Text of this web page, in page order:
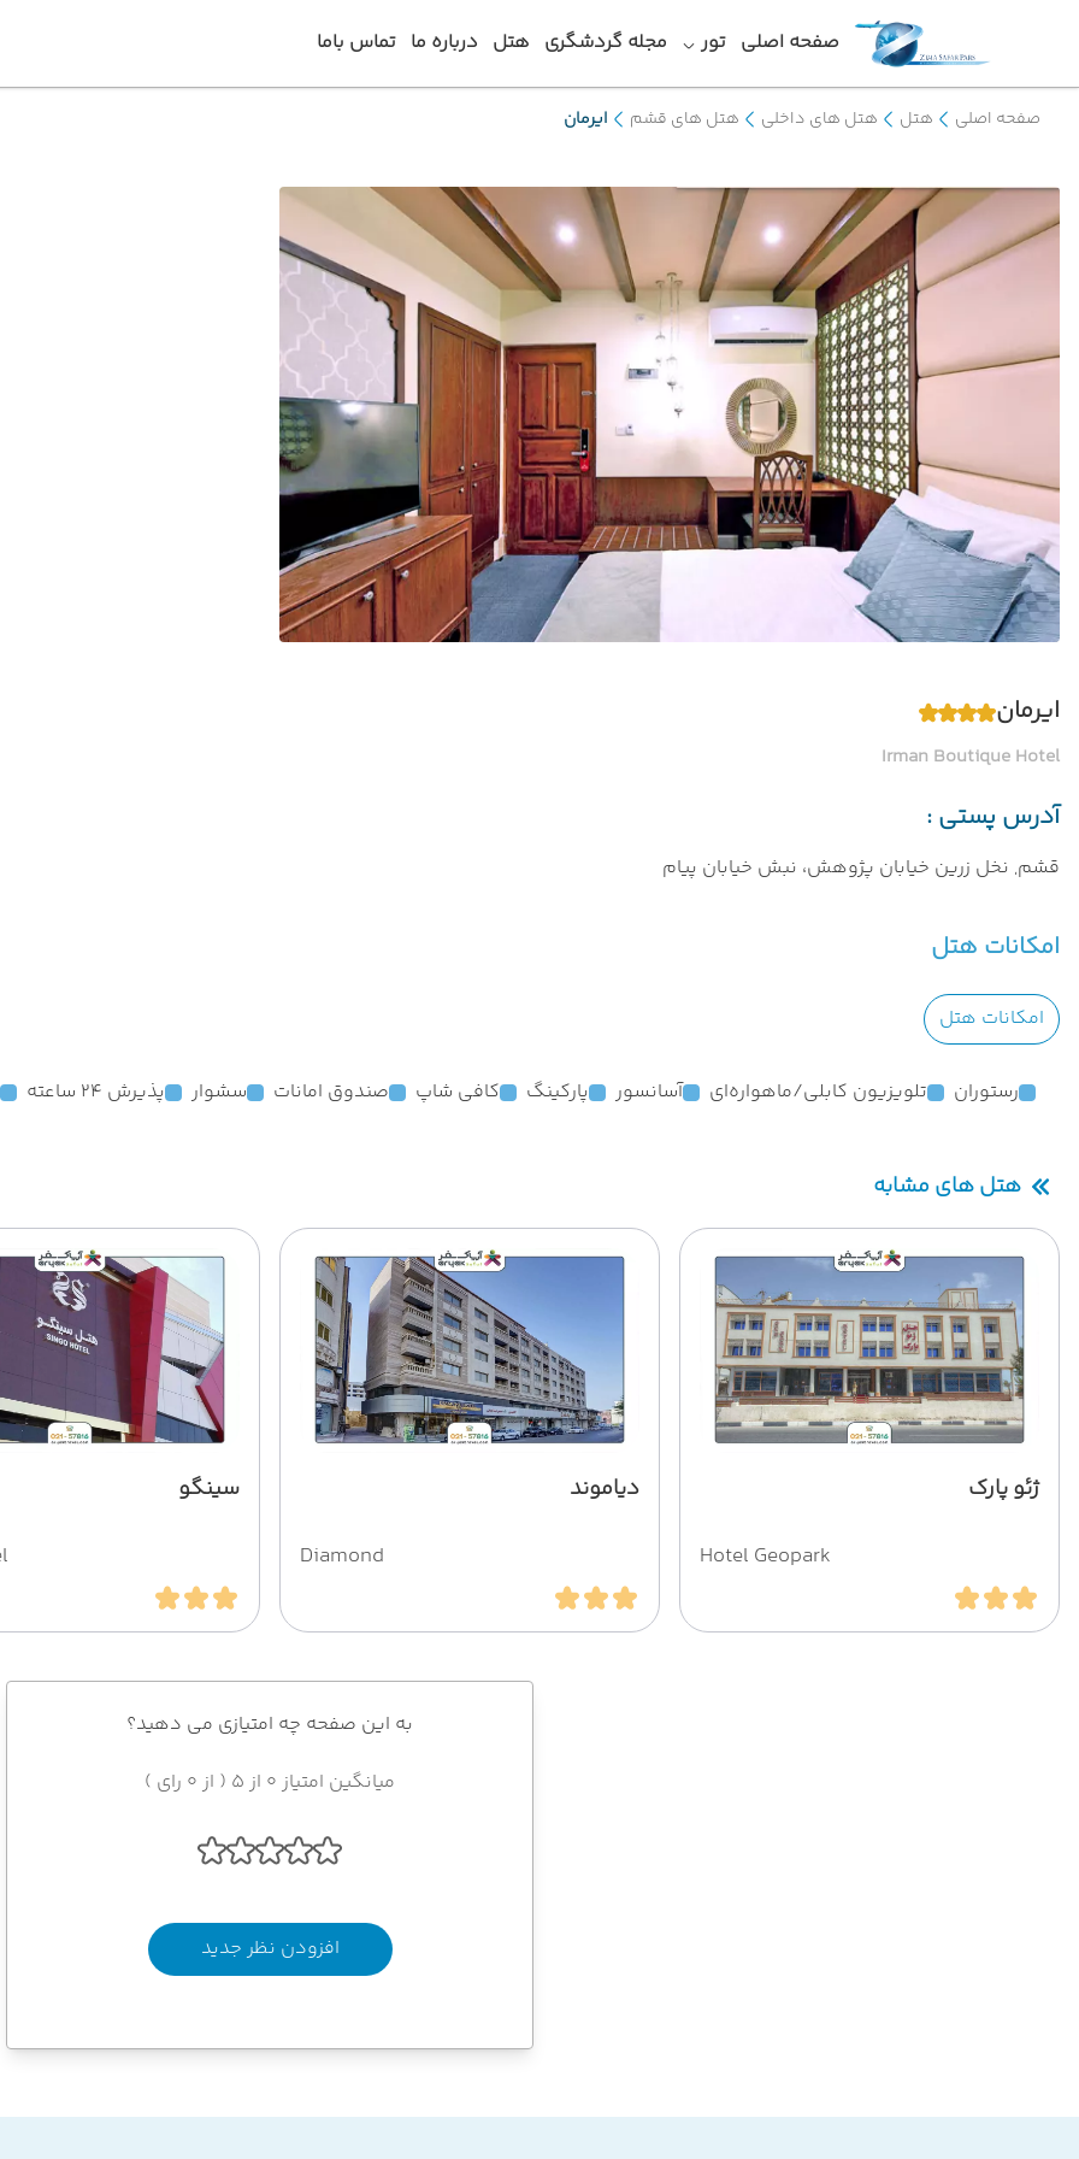
صفحه اصلی تور مجله گردشگری هتل درباره ما تماس باما
صفحه اصلی هتل هتل های داخلی هتل های قشم ایرمان
ایرمان
Irman Boutique Hotel
آدرس پستی :
قشم, نخل زرین خیابان پژوهش، نبش خیابان پیام
امکانات هتل
امکانات هتل
رستوران تلویزیون کابلی/ماهواره‌ای آسانسور پارکینگ کافی شاپ صندوق امانات سشوار پذیرش 24 ساعته
هتل های مشابه
ژئو پارک
Hotel Geopark
دیاموند
Diamond
سینگو
به این صفحه چه امتیازی می دهید؟
میانگین امتیاز 0 از 5 ( از 0 رای )
افزودن نظر جدید